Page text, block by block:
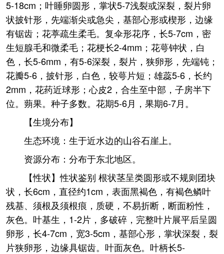
5-18cm；叶睡卵圆形，掌状5-7浅裂或深裂，裂片卵
状披针形，先端渐尖或急尖，基部心形或楔形，边缘
有锯齿；花葶疏生柔毛。复伞形花序，长5-7cm，密
生短腺毛和微柔毛；花梗长2-4mm；花萼钟状，白
色，长5-6mm，有5-6深裂，裂片，狭卵形，先端钝；
花瓣5-6，披针形，白色，较萼片短；雄蕊5-6，长约
2mm，花药近球形；心皮2，合生至中部，子房半下
位。蒴果。种子多数。花期5-6月，果期6-7月。
【生境分布】
生态环境：生于近水边的山谷石崖上。
资源分布：分布于东北地区。
【性状】性状鉴别 根状茎呈类圆形或不规则团块
状，长6cm，直径约1cm，表面黑褐色，有褐色鳞叶
残基、须根及须根痕，质硬，不易折断，断面粉性，
灰色。叶基生，1-2片，多破碎，完整叶片展平后呈圆
卵形，长4-7cm，宽3-5cm，基部心形，掌状深裂，裂
片狭卵形，边缘具锯齿。叶面灰色。叶柄长5-